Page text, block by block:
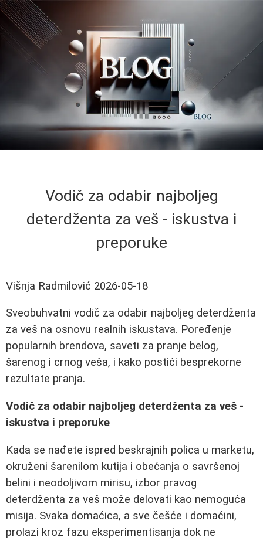
Vodič za odabir najboljeg
deterdženta za veš - iskustva i
preporuke
Višnja Radmilović 2026-05-18
Sveobuhvatni vodič za odabir najboljeg deterdženta
za veš na osnovu realnih iskustava. Poređenje
popularnih brendova, saveti za pranje belog,
šarenog i crnog veša, i kako postići besprekorne
rezultate pranja.
Vodič za odabir najboljeg deterdženta za veš -
iskustva i preporuke
Kada se nađete ispred beskrajnih polica u marketu,
okruženi šarenilom kutija i obećanja o savršenoj
belini i neodoljivom mirisu, izbor pravog
deterdženta za veš može delovati kao nemoguća
misija. Svaka domaćica, a sve češće i domaćini,
prolazi kroz fazu eksperimentisanja dok ne